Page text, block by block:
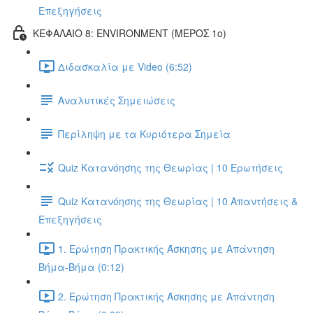
Επεξηγήσεις
ΚΕΦΑΛΑΙΟ 8: ENVIRONMENT (ΜΕΡΟΣ 1o)
Διδασκαλία με Video (6:52)
Αναλυτικές Σημειώσεις
Περίληψη με τα Κυριότερα Σημεία
Quiz Κατανόησης της Θεωρίας | 10 Ερωτήσεις
Quiz Κατανόησης της Θεωρίας | 10 Απαντήσεις &
Επεξηγήσεις
1. Ερώτηση Πρακτικής Άσκησης με Απάντηση
Βήμα-Βήμα (0:12)
2. Ερώτηση Πρακτικής Άσκησης με Απάντηση